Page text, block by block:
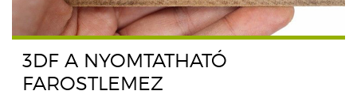
3DF A NYOMTATHATÓ
FAROSTLEMEZ